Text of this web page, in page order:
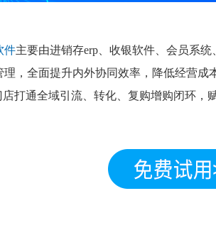
件主要由进销存erp、收银软件、会员系
，全面提升内外协同效率，降低经营
店打通全域引流、转化、复购增购闭环